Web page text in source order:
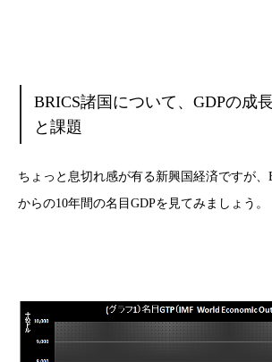
BRICS諸国について、GDPの成
と課題
ちょっと息切れ感が有る新興国経済ですが、
からの10年間の名目GDPを見てみましょう。